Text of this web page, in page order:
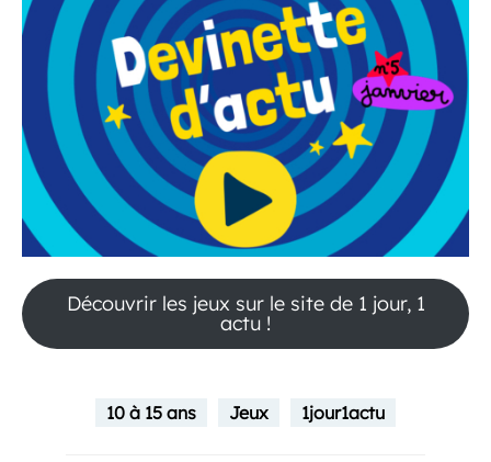
Découvrir les jeux sur le site de 1 jour, 1
actu !
10 à 15 ans Jeux 1jour1actu